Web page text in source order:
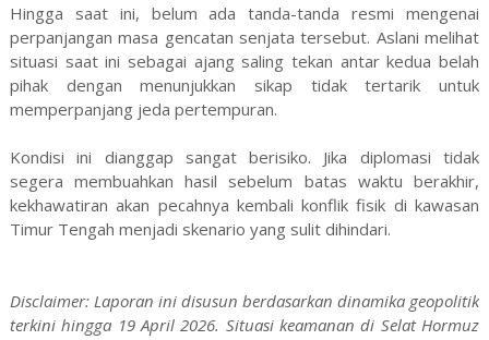
Hingga saat ini, belum ada tanda-tanda resmi mengenai
perpanjangan masa gencatan senjata tersebut. Aslani melihat
situasi saat ini sebagai ajang saling tekan antar kedua belah
pihak dengan menunjukkan sikap tidak tertarik untuk
memperpanjang jeda pertempuran.
Kondisi ini dianggap sangat berisiko. Jika diplomasi tidak
segera membuahkan hasil sebelum batas waktu berakhir,
kekhawatiran akan pecahnya kembali konflik fisik di kawasan
Timur Tengah menjadi skenario yang sulit dihindari.
Disclaimer: Laporan ini disusun berdasarkan dinamika geopolitik
terkini hingga 19 April 2026. Situasi keamanan di Selat Hormuz